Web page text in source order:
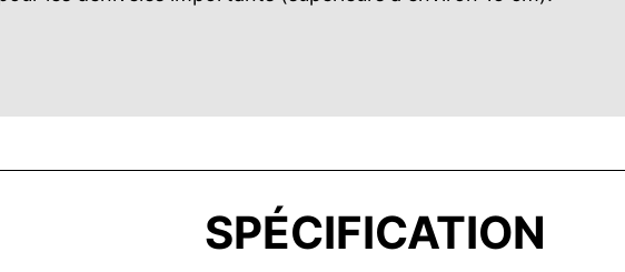
SPÉCIFICATION